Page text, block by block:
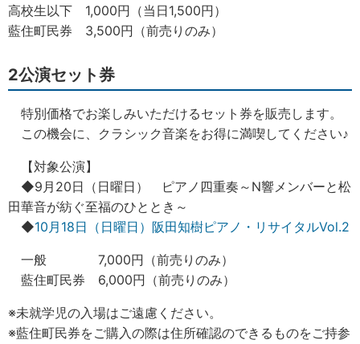
高校生以下 1,000円（当日1,500円）
藍住町民券 3,500円（前売りのみ）
2公演セット券
特別価格でお楽しみいただけるセット券を販売します。
この機会に、クラシック音楽をお得に満喫してください♪
【対象公演】
◆9月20日（日曜日） ピアノ四重奏～N響メンバーと松
田華音が紡ぐ至福のひととき～
◆10月18日（日曜日）阪田知樹ピアノ・リサイタルVol.2
一般 7,000円（前売りのみ）
藍住町民券 6,000円（前売りのみ）
※未就学児の入場はご遠慮ください。
※藍住町民券をご購入の際は住所確認のできるものをご持参